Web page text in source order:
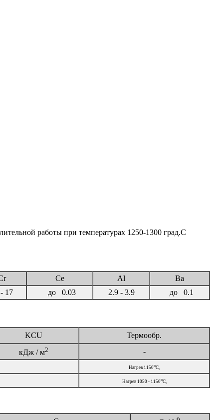
работы при температурах 1250-1300 град.С
Ce Al
Ba
17 до 0.03 2.9 - 3.9 до 0.1
KCU
Термообр.
кДж / м2
-
Нагрев 1150oC,
Нагрев 1050 - 1150oC,